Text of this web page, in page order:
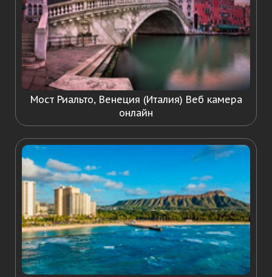
Мост Риальто, Венеция (Италия) Веб камера
онлайн